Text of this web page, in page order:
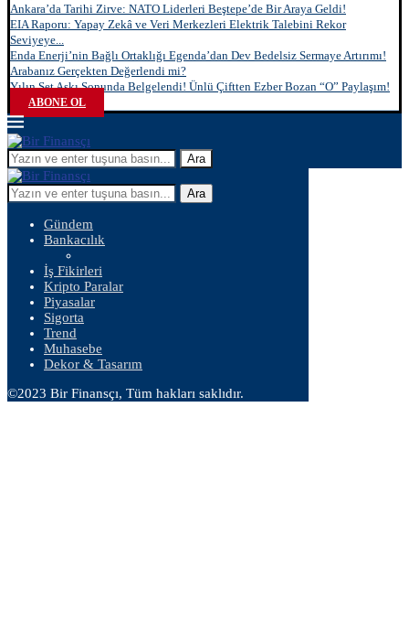
Ankara’da Tarihi Zirve: NATO Liderleri Beştepe’de Bir Araya Geldi!
EIA Raporu: Yapay Zekâ ve Veri Merkezleri Elektrik Talebini Rekor
Seviyeye...
Enda Enerji’nin Bağlı Ortaklığı Egenda’dan Dev Bedelsiz Sermaye Artırımı!
Arabanız Gerçekten Değerlendi mi?
Yılın Set Aşkı Sonunda Belgelendi! Ünlü Çiftten Ezber Bozan “O” Paylaşım!
ABONE OL
Ara
Ara
Gündem
Bankacılık
İş Fikirleri
Kripto Paralar
Piyasalar
Sigorta
Trend
Muhasebe
Dekor & Tasarım
©2023 Bir Finansçı, Tüm hakları saklıdır.